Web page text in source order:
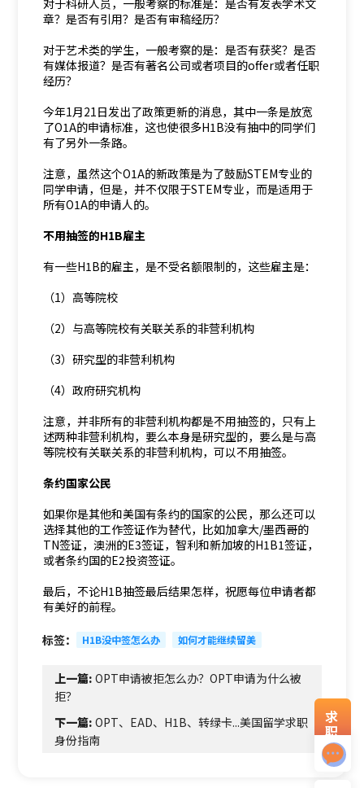
对于科研人员，一般考察的标准是：是否有发表学术文
章？是否有引用？是否有审稿经历？
对于艺术类的学生，一般考察的是：是否有获奖？是否
有媒体报道？是否有著名公司或者项目的offer或者任职
经历？
今年1月21日发出了政策更新的消息，其中一条是放宽
了O1A的申请标准，这也使很多H1B没有抽中的同学们
有了另外一条路。
注意，虽然这个O1A的新政策是为了鼓励STEM专业的
同学申请，但是，并不仅限于STEM专业，而是适用于
所有O1A的申请人的。
不用抽签的H1B雇主
有一些H1B的雇主，是不受名额限制的，这些雇主是：
（1）高等院校
（2）与高等院校有关联关系的非营利机构
（3）研究型的非营利机构
（4）政府研究机构
注意，并非所有的非营利机构都是不用抽签的，只有上
述两种非营利机构，要么本身是研究型的，要么是与高
等院校有关联关系的非营利机构，可以不用抽签。
条约国家公民
如果你是其他和美国有条约的国家的公民，那么还可以
选择其他的工作签证作为替代，比如加拿大/墨西哥的
TN签证，澳洲的E3签证，智利和新加坡的H1B1签证，
或者条约国的E2投资签证。
最后，不论H1B抽签最后结果怎样，祝愿每位申请者都
有美好的前程。
标签： H1B没中签怎么办 如何才能继续留美
上一篇:OPT申请被拒怎么办？OPT申请为什么被
拒？
下一篇:OPT、EAD、H1B、转绿卡...美国留学求职
身份指南
求
职
资
料